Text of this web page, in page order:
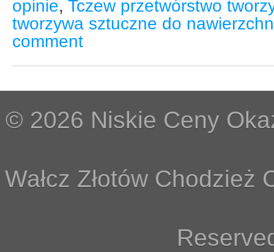
opinie, Tczew przetwórstwo
tworzywa sztuczne do
comment
© 2026 Niskie Ceny
Wałcz Złotów